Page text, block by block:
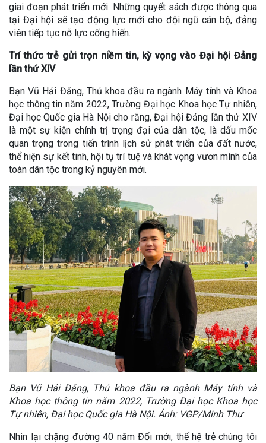
giai đoạn phát triển mới. Những quyết sách được thông qua
tại Đại hội sẽ tạo động lực mới cho đội ngũ cán bộ, đảng
viên tiếp tục nỗ lực cống hiến.
Trí thức trẻ gửi trọn niềm tin, kỳ vọng vào Đại hội Đảng
lần thứ XIV
Bạn Vũ Hải Đăng, Thủ khoa đầu ra ngành Máy tính và Khoa
học thông tin năm 2022, Trường Đại học Khoa học Tự nhiên,
Đại học Quốc gia Hà Nội cho rằng, Đại hội Đảng lần thứ XIV
là một sự kiện chính trị trọng đại của dân tộc, là dấu mốc
quan trọng trong tiến trình lịch sử phát triển của đất nước,
thể hiện sự kết tinh, hội tụ trí tuệ và khát vọng vươn mình của
toàn dân tộc trong kỷ nguyên mới.
Bạn Vũ Hải Đăng, Thủ khoa đầu ra ngành Máy tính và
Khoa học thông tin năm 2022, Trường Đại học Khoa học
Tự nhiên, Đại học Quốc gia Hà Nội. Ảnh: VGP/Minh Thư
Nhìn lại chặng đường 40 năm Đổi mới, thế hệ trẻ chúng tôi